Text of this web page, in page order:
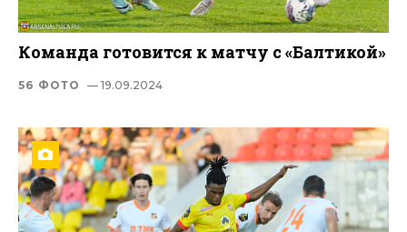
Команда готовится к матчу с «Балтикой»
56 ФОТО — 19.09.2024